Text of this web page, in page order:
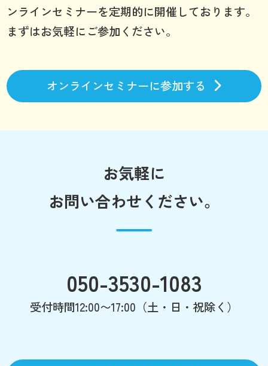
ンラインセミナーを定期的に開催しております。
まずはお気軽にご参加ください。
オンラインセミナーに参加する
お気軽に
お問い合わせください。
050-3530-1083
受付時間12:00〜17:00（土・日・祝除く）